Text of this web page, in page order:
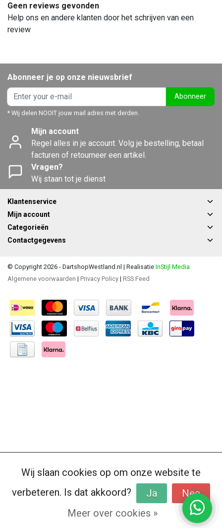
Geen reviews gevonden
Help ons en andere klanten door het schrijven van een
review
Abonneer je op onze nieuwsbrief
Abonneer
* Wij delen NOOIT jouw mail adres met derden.
Mijn account
Regel alles in je account. Volg je bestelling, betaal
facturen of retourneer een artikel.
Vragen?
Wij staan tot je dienst
Klantenservice
Mijn account
Categorieën
Contactgegevens
© Copyright 2026 - DartshopWestland.nl | Realisatie InStijl Media
Algemene voorwaarden | Privacy Policy | RSS Feed
Wij slaan cookies op om onze website te
verbeteren. Is dat akkoord?
Ja
Nee
Meer over cookies »